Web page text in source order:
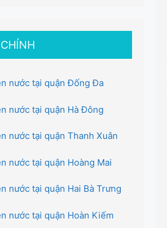
nước tại quận Đống Đa
nước tại quận Hà Đông
nước tại quận Thanh Xuân
nước tại quận Hoàng Mai
nước tại quận Hai Bà Trưng
nước tại quận Hoàn Kiếm